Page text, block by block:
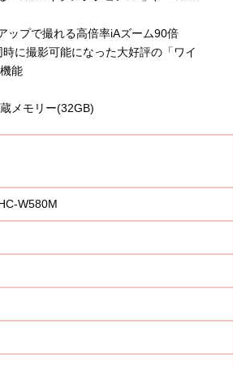
ップで撮れる高倍率iAズーム90倍
に撮影可能になった大好評の「ワイ
能
メモリー(32GB)
W580M